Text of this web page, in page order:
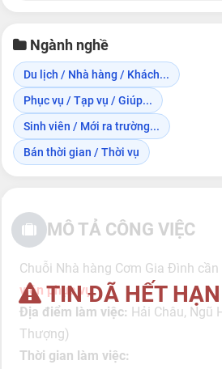
Ngành nghề
Du lịch / Nhà hàng / Khách...
Phục vụ / Tạp vụ / Giúp...
Sinh viên / Mới ra trường...
Bán thời gian / Thời vụ
TIN ĐÃ HẾT HẠN
MÔ TẢ CÔNG VIỆC
Chuỗi Nhà hàng Cơm Gia Đình
viên phục vụ
Địa điểm làm việc: Hải Châu, Ngũ
Thượng)
Thời gian làm việc: